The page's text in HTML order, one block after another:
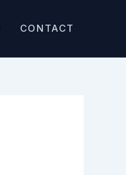
CONTACT